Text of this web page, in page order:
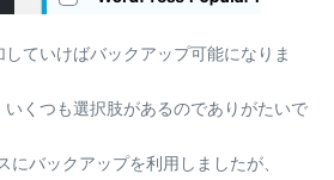
ていけばバックアップ可能になりま
くつも選択肢があるのでありがたいで
にバックアップを利用しましたが、